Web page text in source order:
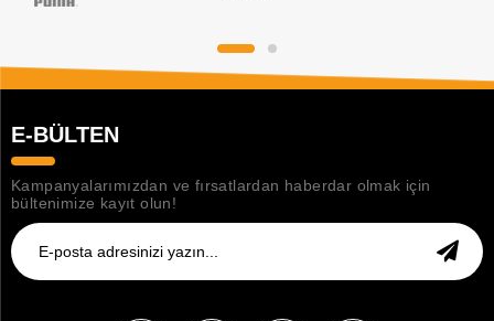
E-BÜLTEN
Kampanyalarımızdan ve fırsatlardan haberdar olmak için
bültenimize kayıt olun!